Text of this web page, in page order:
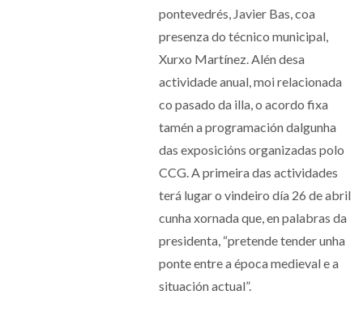
pontevedrés, Javier Bas, coa
presenza do técnico municipal,
Xurxo Martínez. Alén desa
actividade anual, moi relacionada
co pasado da illa, o acordo fixa
tamén a programación dalgunha
das exposicións organizadas polo
CCG. A primeira das actividades
terá lugar o vindeiro día 26 de abril
cunha xornada que, en palabras da
presidenta, “pretende tender unha
ponte entre a época medieval e a
situación actual”.